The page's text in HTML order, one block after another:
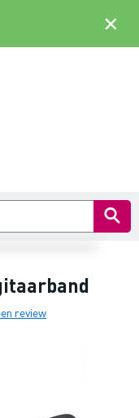
review
×